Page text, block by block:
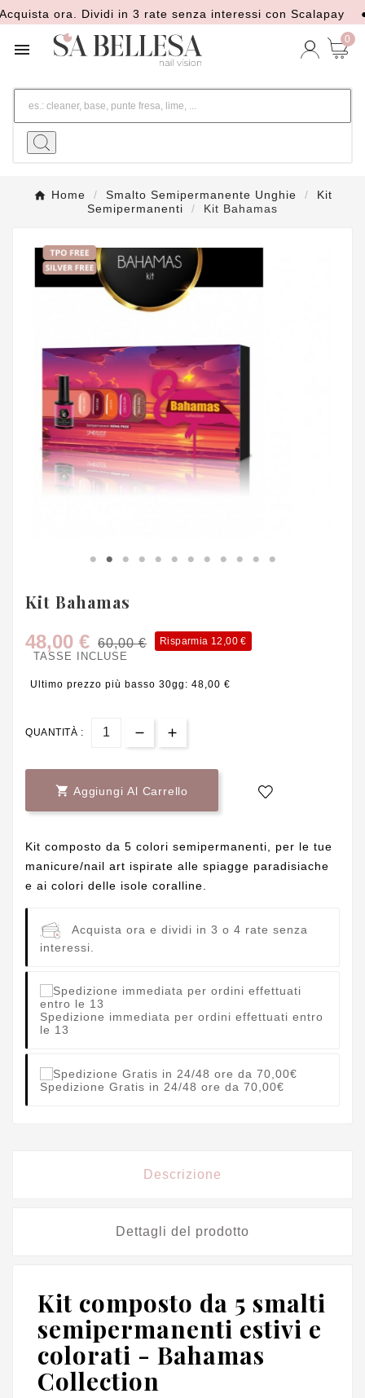
ora. Dividi in 3 rate senza interessi con Scalapay ●

0
Home Smalto Semipermanente Unghie
Kit
Semipermanenti
Kit Bahamas
Kit Bahamas
48,00 € 60,00 € Risparmia 12,00 €
TASSE INCLUSE
Ultimo prezzo più basso 30gg: 48,00 €
QUANTITÀ :
 Aggiungi Al Carrello
Kit composto da 5 colori semipermanenti, per le tue
manicure/nail art ispirate alle spiagge paradisiache
e ai colori delle isole coralline.
Acquista ora e dividi in 3 o 4 rate senza
interessi.
Spedizione immediata per ordini effettuati entro
le 13
Spedizione Gratis in 24/48 ore da 70,00€
Descrizione
Dettagli del prodotto
Kit composto da 5 smalti
semipermanenti estivi e
colorati - Bahamas
Collection